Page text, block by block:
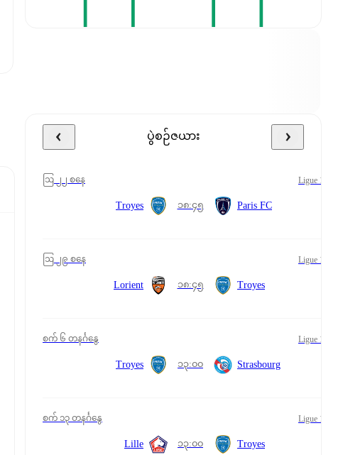
ပွဲစဉ်ဇယား
ဩ ၂၂ စနေ Ligue 1
Troyes ၁၈:၄၅ Paris FC
ဩ ၂၉ စနေ Ligue 1
Lorient ၁၈:၄၅ Troyes
စက် ၆ တနင်္ဂနွေ Ligue 1
Troyes ၁၃:၀၀ Strasbourg
စက် ၁၃ တနင်္ဂနွေ Ligue 1
Lille ၁၃:၀၀ Troyes